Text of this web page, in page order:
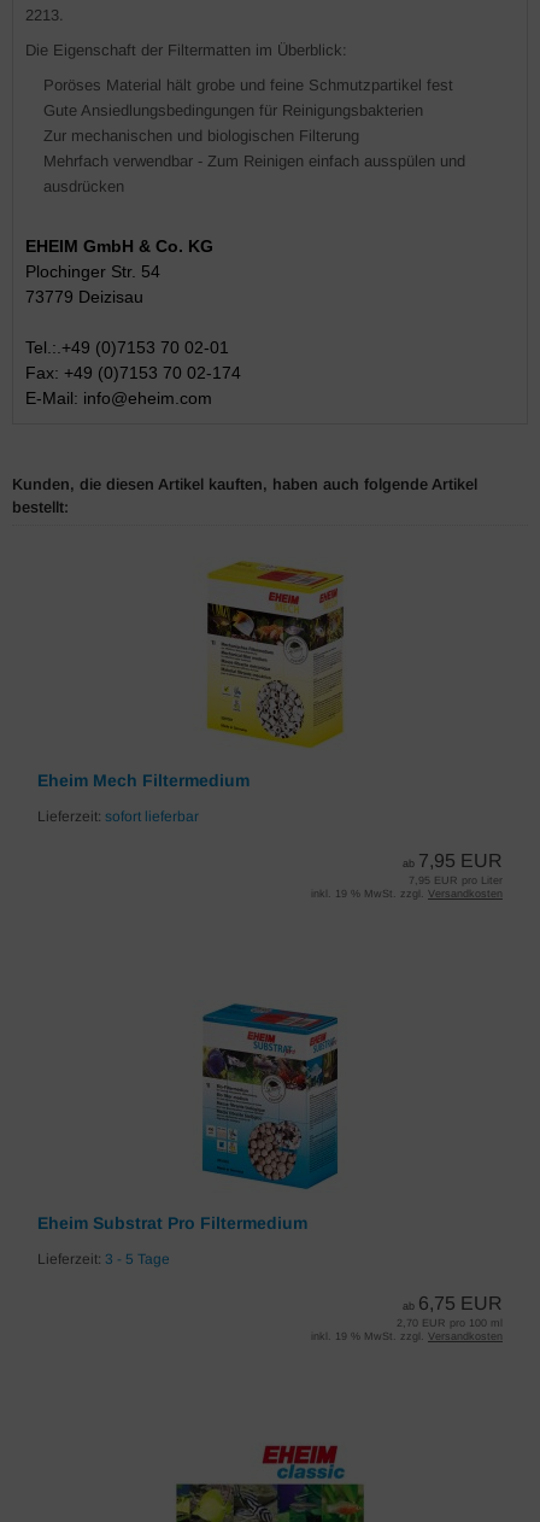
2213.
Die Eigenschaft der Filtermatten im Überblick:
Poröses Material hält grobe und feine Schmutzpartikel fest
Gute Ansiedlungsbedingungen für Reinigungsbakterien
Zur mechanischen und biologischen Filterung
Mehrfach verwendbar - Zum Reinigen einfach ausspülen und
ausdrücken
EHEIM GmbH & Co. KG
Plochinger Str. 54
73779 Deizisau
Tel.:.+49 (0)7153 70 02-01
Fax: +49 (0)7153 70 02-174
E-Mail: info@eheim.com
Kunden, die diesen Artikel kauften, haben auch folgende Artikel
bestellt:
Eheim Mech Filtermedium
Lieferzeit: sofort lieferbar
ab 7,95 EUR
7,95 EUR pro Liter
inkl. 19 % MwSt. zzgl. Versandkosten
Eheim Substrat Pro Filtermedium
Lieferzeit: 3 - 5 Tage
ab 6,75 EUR
2,70 EUR pro 100 ml
inkl. 19 % MwSt. zzgl. Versandkosten